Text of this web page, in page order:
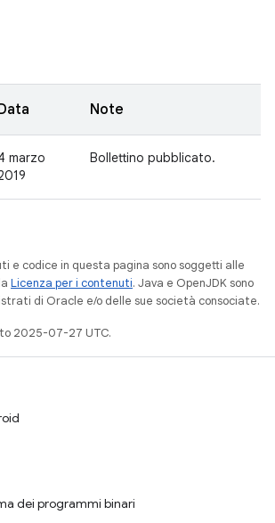
Note
marzo
Bollettino pubblicato.
e codice in questa pagina sono soggetti alle
Licenza per i contenuti. Java e OpenJDK sono
di Oracle e/o delle sue società consociate.
2025-07-27 UTC.
dei programmi binari